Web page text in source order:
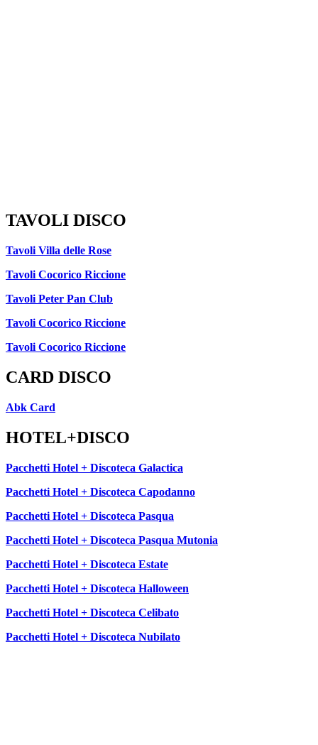
TAVOLI DISCO
Tavoli Villa delle Rose
Tavoli Cocorico Riccione
Tavoli Peter Pan Club
Tavoli Cocorico Riccione
Tavoli Cocorico Riccione
CARD DISCO
Abk Card
HOTEL+DISCO
Pacchetti Hotel + Discoteca Galactica
Pacchetti Hotel + Discoteca Capodanno
Pacchetti Hotel + Discoteca Pasqua
Pacchetti Hotel + Discoteca Pasqua Mutonia
Pacchetti Hotel + Discoteca Estate
Pacchetti Hotel + Discoteca Halloween
Pacchetti Hotel + Discoteca Celibato
Pacchetti Hotel + Discoteca Nubilato